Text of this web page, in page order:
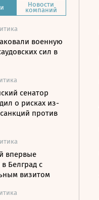
Новости
компаний
военную
сил в
сенатор
о рисках из-
против
впервые
Белград с
визитом